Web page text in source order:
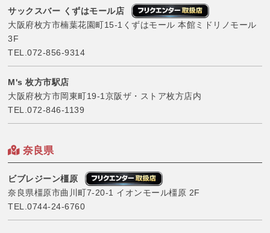
サックスバー くずはモール店
大阪府枚方市楠葉花園町15-1くずはモール 本館ミドリノモール
3F
TEL.072-856-9314
M's 枚方市駅店
大阪府枚方市岡東町19-1京阪ザ・ストア枚方店内
TEL.072-846-1139
奈良県
ビブレジーン橿原
奈良県橿原市曲川町7-20-1 イオンモール橿原 2F
TEL.0744-24-6760